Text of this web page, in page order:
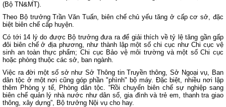
(Bộ TN&MT).
Theo Bộ trưởng Trần Văn Tuấn, biên chế chủ yếu tăng ở cấp cơ sở, đặc
biệt biên chế cấp huyện.
Có tới 14 lý do được Bộ trưởng đưa ra để giải thích về tỷ lệ tăng gần gấp
đôi biên chế ở địa phương, như thành lập một số chi cục như Chi cục vệ
sinh an toàn thực phẩm; Chi cục Bảo vệ môi trường và một số Chi cục
hoặc phòng thuộc các sở, ban ngành.
Việc ra đời một số sở như Sở Thông tin Truyền thông, Sở Ngoại vụ, Ban
dân tộc ở một nơi cũng góp phần "phình" bộ máy. Đặc biệt, nhiều nơi lập
thêm Phòng y tế, Phòng dân tộc. “Rồi chuyển biên chế sự nghiệp sang
biên chế quản lý nhà nước như dân số, gia đình và trẻ em, thanh tra giao
thông, xây dựng”, Bộ trưởng Nội vụ cho hay.